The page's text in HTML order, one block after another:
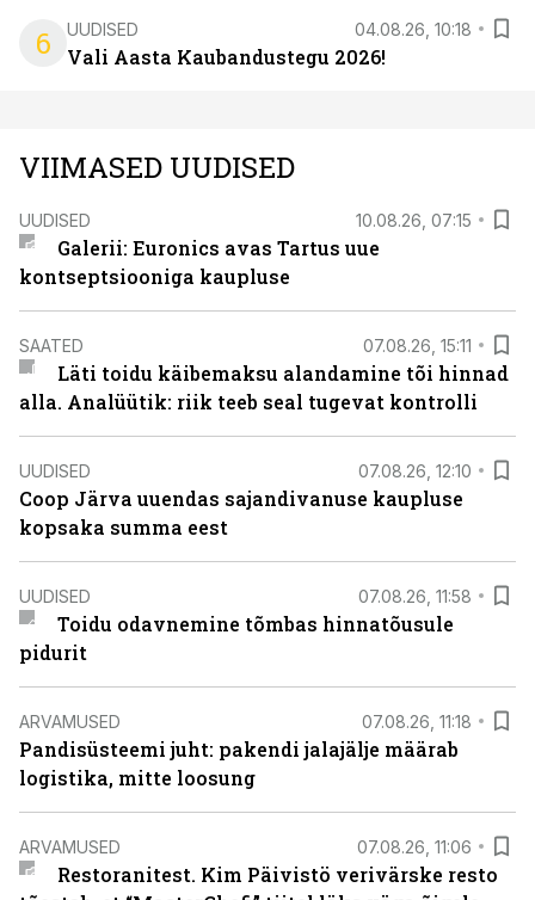
6 UUDISED 04.08.26, 10:18
Vali Aasta Kaubandustegu 2026!
VIIMASED UUDISED
UUDISED 10.08.26, 07:15
Galerii: Euronics avas Tartus uue
kontseptsiooniga kaupluse
SAATED 07.08.26, 15:11
Läti toidu käibemaksu alandamine tõi hinnad
alla. Analüütik: riik teeb seal tugevat kontrolli
UUDISED 07.08.26, 12:10
Coop Järva uuendas sajandivanuse kaupluse
kopsaka summa eest
UUDISED 07.08.26, 11:58
Toidu odavnemine tõmbas hinnatõusule
pidurit
ARVAMUSED 07.08.26, 11:18
Pandisüsteemi juht: pakendi jalajälje määrab
logistika, mitte loosung
ARVAMUSED 07.08.26, 11:06
Restoranitest. Kim Päivistö verivärske resto